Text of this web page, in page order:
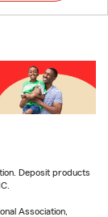
Deposit products
Association,